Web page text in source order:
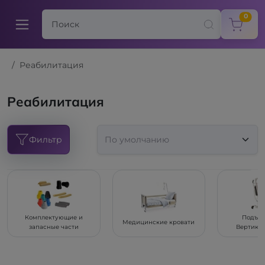
0
Реабилитация
Реабилитация
Фильтр
Комплектующие и
запасные части
Медицинские кровати